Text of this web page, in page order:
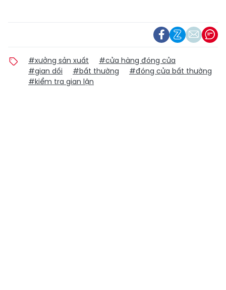
#xưởng sản xuất
#cửa hàng đóng cửa
#gian dối
#bất thường
#đóng cửa bất thường
#kiểm tra gian lận